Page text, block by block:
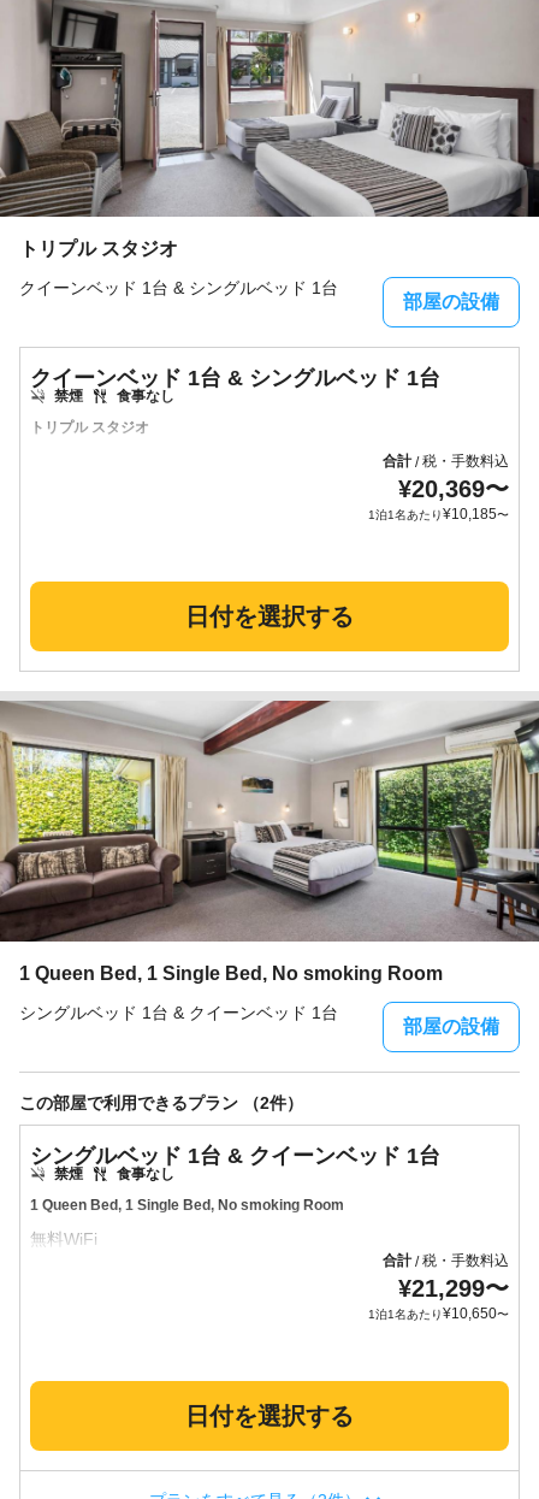
トリプル スタジオ
クイーンベッド 1台 & シングルベッド 1台
部屋の設備
トリプル スタジオ
禁煙 食事なし
クイーンベッド 1台 & シングルベッド 1台
合計/税・手数料込
¥20,369〜
1泊1名あたり¥10,185〜
日付を選択する
1 Queen Bed, 1 Single Bed, No smoking Room
シングルベッド 1台 & クイーンベッド 1台
部屋の設備
この部屋で利用できるプラン （2件）
1 Queen Bed, 1 Single Bed, No smoking Room
禁煙 食事なし
シングルベッド 1台 & クイーンベッド 1台
合計/税・手数料込
¥21,299〜
1泊1名あたり¥10,650〜
日付を選択する